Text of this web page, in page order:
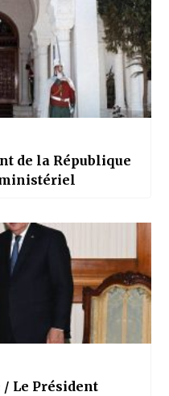
de la République
Le Président